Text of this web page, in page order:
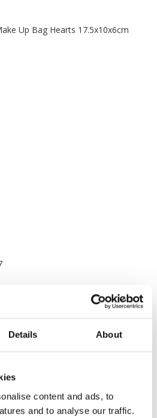
Details About
content and ads, to
and to analyse our traffic.
up Tasje Harten